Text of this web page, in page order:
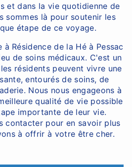
et dans la vie quotidienne de
sommes là pour soutenir les
étape de ce voyage.
Résidence de la Hé à Pessac
de soins médicaux. C'est un
résidents peuvent vivre une
entourés de soins, de
Nous nous engageons à
qualité de vie possible
importante de leur vie.
contacter pour en savoir plus
à offrir à votre être cher.